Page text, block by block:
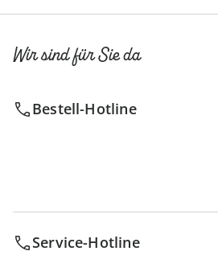
Wir sind für Sie da
Bestell-Hotline
Service-Hotline